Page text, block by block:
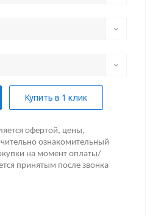
Купить в 1 клик
офертой, цены,
ознакомительный
на момент оплаты/
принятым после звонка